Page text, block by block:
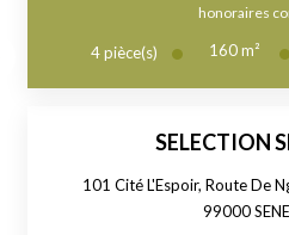
honoraires
4pièce(s) 160m²
SELECTION
101 Cité L'Espoir, Route De
99000